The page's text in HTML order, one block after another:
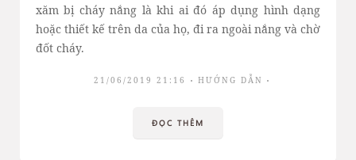
xăm bị cháy nắng là khi ai đó áp dụng hình dạng
hoặc thiết kế trên da của họ, đi ra ngoài nắng và chờ
đốt cháy.
21/06/2019 21:16 HƯỚNG DẪN
ĐỌC THÊM